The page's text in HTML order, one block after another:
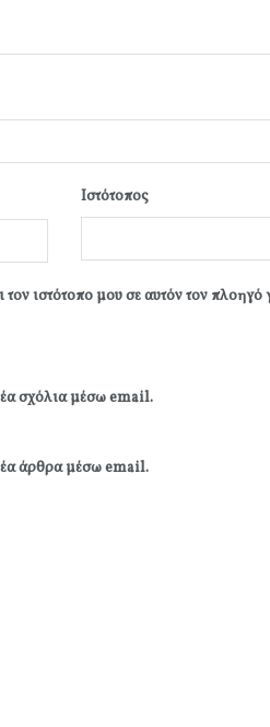
Ιστότοπος
ιστότοπο μου σε αυτόν τον πλοηγό
σχόλια μέσω email.
άρθρα μέσω email.